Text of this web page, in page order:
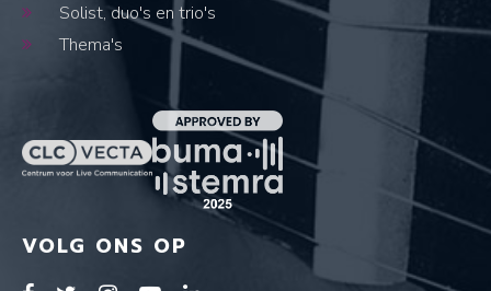
Solist, duo's en trio's
Thema's
VOLG ONS OP